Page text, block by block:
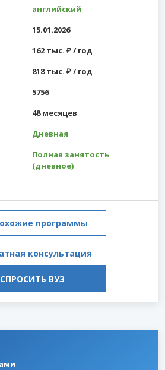
английский
15.01.2026
162 тыс. ₽ / год
818 тыс. ₽ / год
5756
48 месяцев
Дневная
Полная занятость
(дневное)
программы
консультация
СПРОСИТЬ ВУЗ